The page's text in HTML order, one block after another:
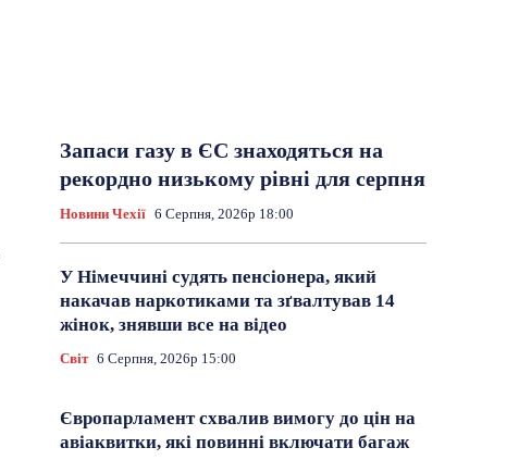
Запаси газу в ЄС знаходяться на
рекордно низькому рівні для серпня
Новини Чехії 6 Серпня, 2026р 18:00
У Німеччині судять пенсіонера, який
накачав наркотиками та зґвалтував 14
жінок, знявши все на відео
Світ 6 Серпня, 2026р 15:00
Європарламент схвалив вимогу до цін на
авіаквитки, які повинні включати багаж